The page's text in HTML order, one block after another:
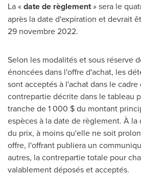
La «date de règlement» sera le
après la date d'expiration et devrait
29 novembre 2022.
Selon les modalités et sous réserve
énoncées dans l'offre d'achat, les
sont acceptés à l'achat dans le
contrepartie décrite dans le tableau
tranche de 1 000 $ du montant
espèces à la date de règlement. À
du prix, à moins qu'elle ne soit
offre, l'offrant publiera un
autres, la contrepartie totale pour
valablement déposés et acceptés.